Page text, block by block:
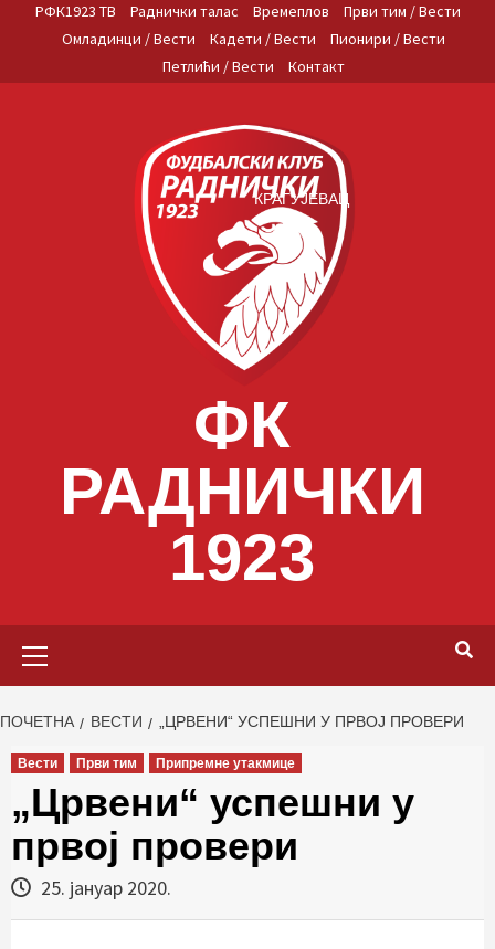
РФК1923 ТВ Раднички талас Времеплов
Први тим / Вести
Омладинци / Вести
Кадети / Вести
Пионири / Вести
Петлићи / Вести
Контакт
ФК
РАДНИЧКИ
1923
КРАГУЈЕВАЦ
ПОЧЕТНА ВЕСТИ „ЦРВЕНИ“ УСПЕШНИ У ПРВОЈ ПРОВЕРИ
Вести Први тим Припремне утакмице
„Црвени“ успешни у
првој провери
25. јануар 2020.